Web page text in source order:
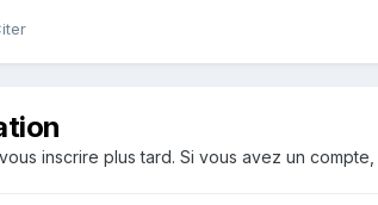
inscrire plus tard. Si vous avez un compte,